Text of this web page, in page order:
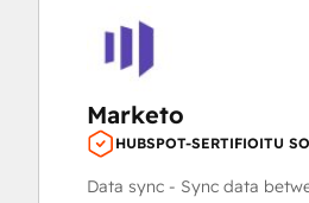
Marketo
HUBSPOT-SERTIFIOITU
Data sync - Sync data